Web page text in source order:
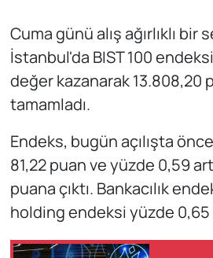
Cuma günü alış ağırlıklı
İstanbul'da BIST 100
değer kazanarak 13.808,20
tamamladı.
Endeks, bugün açılışta
81,22 puan ve yüzde 0,59
puana çıktı. Bankacılık
holding endeksi yüzde 0,65